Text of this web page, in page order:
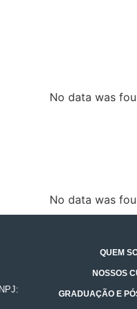
No data was
No data was
QUEM
NOSSOS
GRADUAÇÃO E